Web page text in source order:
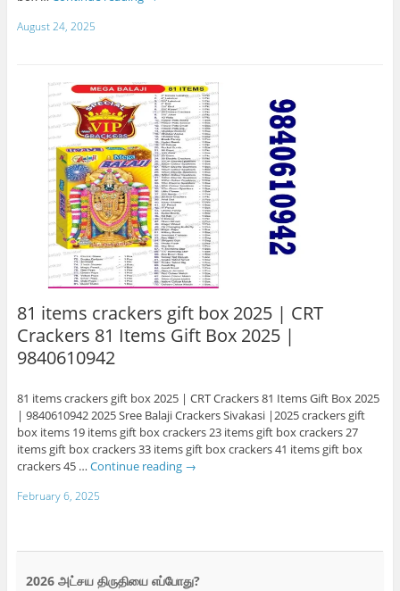
August 24, 2025
81 items crackers gift box 2025 | CRT
Crackers 81 Items Gift Box 2025 |
9840610942
81 items crackers gift box 2025 | CRT Crackers 81 Items Gift Box 2025
| 9840610942 2025 Sree Balaji Crackers Sivakasi |2025 crackers gift
box items 19 items gift box crackers 23 items gift box crackers 27
items gift box crackers 33 items gift box crackers 41 items gift box
crackers 45 … Continue reading →
February 6, 2025
2026 அட்சய திருதியை எப்போது?